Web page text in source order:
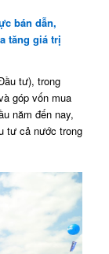
bán dẫn,
tăng giá trị
tư), trong
góp vốn mua
năm đến nay,
tư cả nước trong